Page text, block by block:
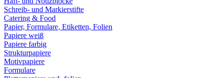
Schreib- und Markierstifte
Catering & Food
Papier, Formulare, Etiketten, Folien
Papiere weiß
Papiere farbig
Strukturpapiere
Motivpapiere
Formulare